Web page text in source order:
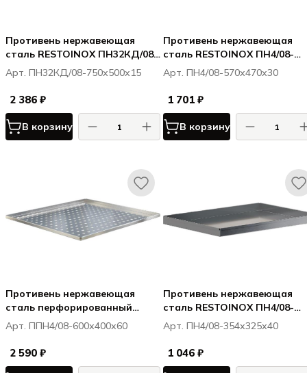
Противень нержавеющая
сталь RESTOINOX ПН32КД/08-
750х500х15 2 борта по
сторонам 400, 1 борт по
сторон
Арт. ПН32КД/08-750х500х15
2 386 ₽
В корзину
Противень нержавеющая
сталь RESTOINOX ПН4/08-
570х470х30
Арт. ПН4/08-570х470х30
1 701 ₽
В корзину
Противень нержавеющая
сталь перфорированный
RESTOINOX ППН4/08-
600х400х60
Арт. ППН4/08-600х400х60
2 590 ₽
Противень нержавеющая
сталь RESTOINOX ПН4/08-
354х325х40
Арт. ПН4/08-354х325х40
1 046 ₽